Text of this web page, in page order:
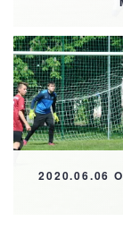
2020.06.06